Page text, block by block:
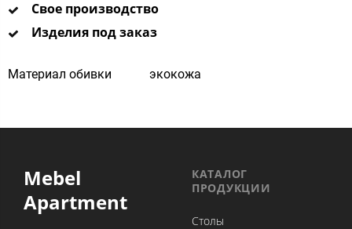
Свое производство
Изделия под заказ
Материал обивки экокожа
Mebel
Apartment
КАТАЛОГ
ПРОДУКЦИИ
Столы